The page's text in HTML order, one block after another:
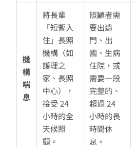
機
構
喘
息
將長輩
「短暫入
住」長照
機構（如
護理之
家、長照
中心），
接受 24
小時的全
天候照
顧。
照顧者需
要出遠
門、出
國、生病
住院，或
需要一段
完整的、
超過 24
小時的長
時間休
息。